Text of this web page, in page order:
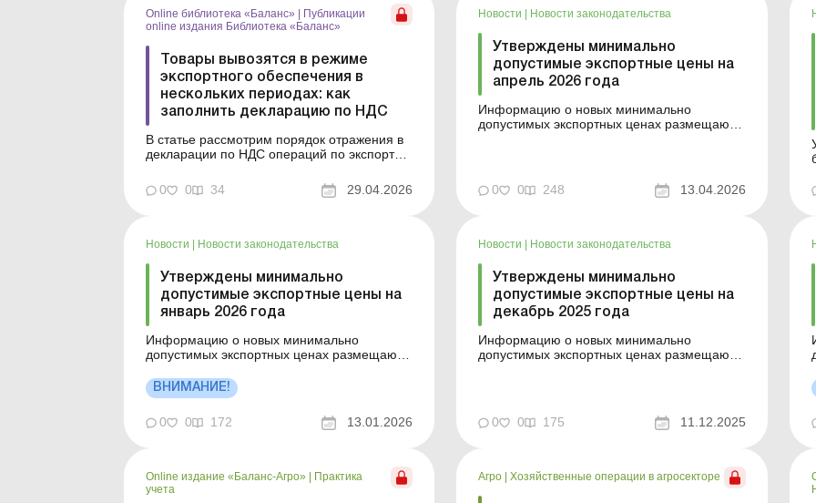
существенно отличающихся от общего
подхода. Наибольшее...
Online библиотека «Баланс» | Публикации
online издания Библиотека «Баланс»
Товары вывозятся в режиме
экспортного обеспечения в
нескольких периодах: как
заполнить декларацию по НДС
В статье рассмотрим порядок отражения в
декларации по НДС операций по экспорту
обеспечения. Библиотека Баланс № 8
«Внешнеэкономическая деятельность: учет
предусматривает для плательщиков...
0 0 34 29.04.2026
Новости | Новости законодательства
Утверждены минимально
допустимые экспортные цены на
апрель 2026 года
Информацию о новых минимально
допустимых экспортных ценах размещают
До момента обнародования новых
значений применяют ранее утвержденные
0 0 248 13.04.2026
Новости Новости законодательства
Утверждены минимально
допустимые экспортные цены на
январь 2026 года
Информацию о новых минимально
допустимых экспортных ценах размещают
не позднее следующего рабочего дня
после принятия соответствующего приказа.
До момента обнародования новых
значений применяют ранее утвержденные
ВНИМАНИЕ!
0 0 172 13.01.2026
Новости Новости законодательства
Утверждены минимально
допустимые экспортные цены на
декабрь 2025 года
Информацию о новых минимально
допустимых экспортных ценах размещают
До момента обнародования новых
значений применяют ранее утвержденные
0 0 175 11.12.2025
Online издание «Баланс-Агро»
Практика
учета
Агро Хозяйственные операции в агросекторе